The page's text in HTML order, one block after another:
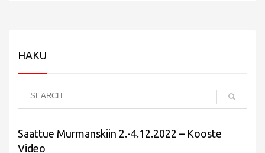
HAKU
Saattue Murmanskiin 2.-4.12.2022 – Kooste
Video